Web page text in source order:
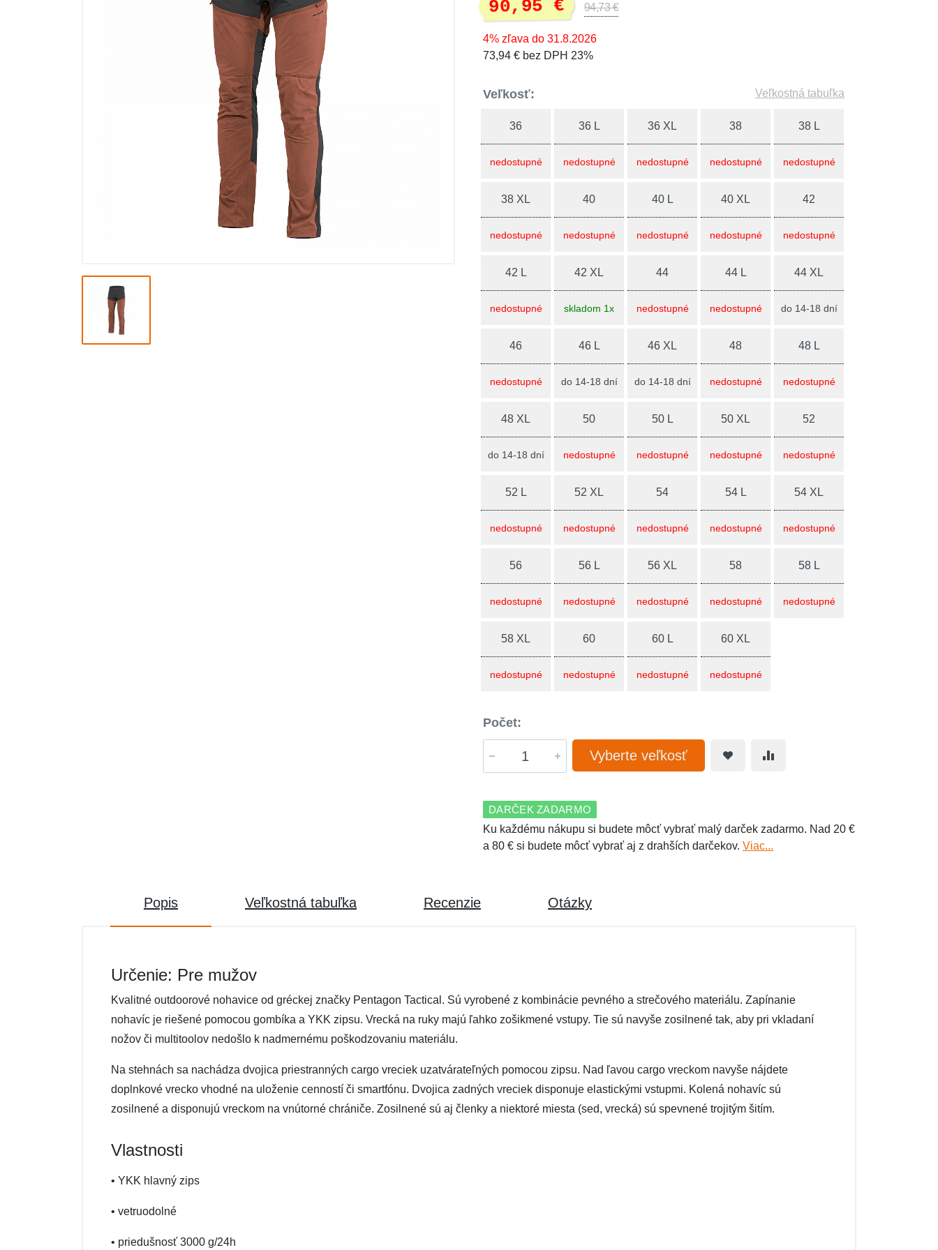
90,95 € 94,73 €
4% zľava do 31.8.2026
73,94 € bez DPH 23%
Veľkosť: Veľkostná tabuľka
36
nedostupné
36 L
nedostupné
36 XL
nedostupné
38
nedostupné
38 L
nedostupné
38 XL
nedostupné
40
nedostupné
40 L
nedostupné
40 XL
nedostupné
42
nedostupné
42 L
nedostupné
42 XL
skladom 1x
44
nedostupné
44 L
nedostupné
44 XL
do 14-18 dní
46
nedostupné
46 L
do 14-18 dní
46 XL
do 14-18 dní
48
nedostupné
48 L
nedostupné
48 XL
do 14-18 dní
50
nedostupné
50 L
nedostupné
50 XL
nedostupné
52
nedostupné
52 L
nedostupné
52 XL
nedostupné
54
nedostupné
54 L
nedostupné
54 XL
nedostupné
56
nedostupné
56 L
nedostupné
56 XL
nedostupné
58
nedostupné
58 L
nedostupné
58 XL
nedostupné
60
nedostupné
60 L
nedostupné
60 XL
nedostupné
Počet:
Vyberte veľkosť
DARČEK ZADARMO
Ku každému nákupu si budete môcť vybrať malý darček zadarmo. Nad 20 €
a 80 € si budete môcť vybrať aj z drahších darčekov. Viac...
Popis Veľkostná tabuľka Recenzie Otázky
Určenie: Pre mužov
Kvalitné outdoorové nohavice od gréckej značky Pentagon Tactical. Sú vyrobené z kombinácie pevného a strečového materiálu. Zapínanie
nohavíc je riešené pomocou gombíka a YKK zipsu. Vrecká na ruky majú ľahko zošikmené vstupy. Tie sú navyše zosilnené tak, aby pri vkladaní
nožov či multitoolov nedošlo k nadmernému poškodzovaniu materiálu.
Na stehnách sa nachádza dvojica priestranných cargo vreciek uzatvárateľných pomocou zipsu. Nad ľavou cargo vreckom navyše nájdete
doplnkové vrecko vhodné na uloženie cenností či smartfónu. Dvojica zadných vreciek disponuje elastickými vstupmi. Kolená nohavíc sú
zosilnené a disponujú vreckom na vnútorné chrániče. Zosilnené sú aj členky a niektoré miesta (sed, vrecká) sú spevnené trojitým šitím.
Vlastnosti
• YKK hlavný zips
• vetruodolné
• priedušnosť 3000 g/24h